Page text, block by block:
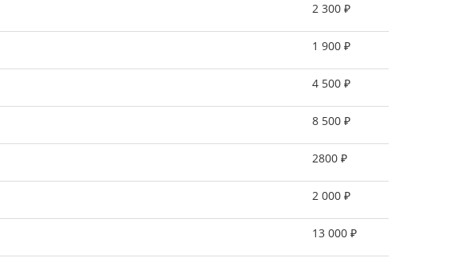
2 300 ₽
1 900 ₽
4 500 ₽
8 500 ₽
2800 ₽
2 000 ₽
13 000 ₽